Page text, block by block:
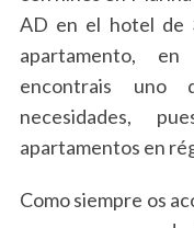
AD en el hotel de
apartamento,
encontrais uno
necesidades,
apartamentos en
Como siempre os
r
: